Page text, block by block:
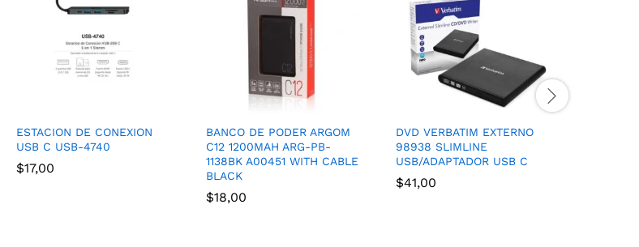
ESTACION DE CONEXION
USB C USB-4740
$17,00
BANCO DE PODER ARGOM
C12 1200MAH ARG-PB-
1138BK A00451 WITH CABLE
BLACK
$18,00
DVD VERBATIM EXTERNO
98938 SLIMLINE
USB/ADAPTADOR USB C
$41,00